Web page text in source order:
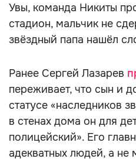
Увы, команда Никиты
стадион, мальчик не
звёздный папа нашёл
Ранее Сергей Лазарев
переживает, что сын и
статусе «наследников
в стенах дома он для
полицейский». Его
адекватных людей, а